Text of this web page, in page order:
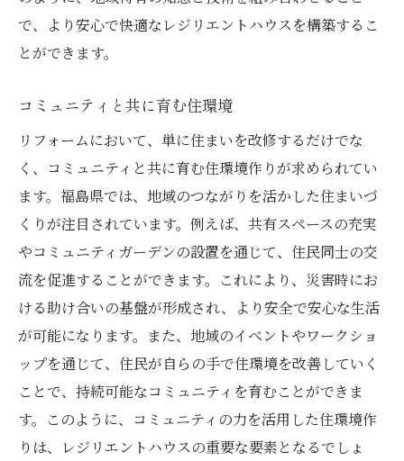
で、より安心で快適なレジリエントハウスを構築するこ
とができます。
コミュニティと共に育む住環境
リフォームにおいて、単に住まいを改修するだけでな
く、コミュニティと共に育む住環境作りが求められてい
ます。福島県では、地域のつながりを活かした住まいづ
くりが注目されています。例えば、共有スペースの充実
やコミュニティガーデンの設置を通じて、住民同士の交
流を促進することができます。これにより、災害時にお
ける助け合いの基盤が形成され、より安全で安心な生活
が可能になります。また、地域のイベントやワークショ
ップを通じて、住民が自らの手で住環境を改善していく
ことで、持続可能なコミュニティを育むことができま
す。このように、コミュニティの力を活用した住環境作
りは、レジリエントハウスの重要な要素となるでしょ